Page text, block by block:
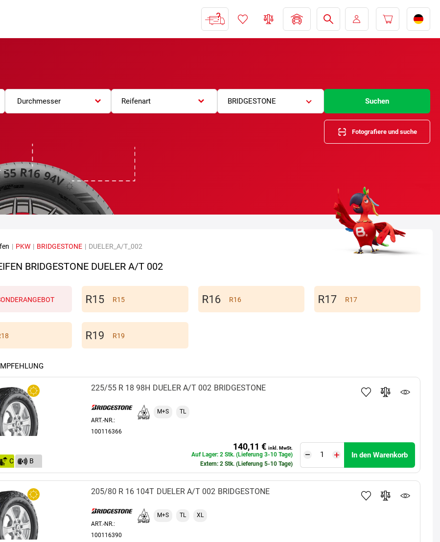
Durchmesser Reifenart BRIDGESTONE Suchen
Fotografiere und suche
| PKW | BRIDGESTONE | DUELER_A/T_002
BRIDGESTONE DUELER A/T 002
R15 R16 R17
R19
C
B
(72)
BRIDGESTONE
DUELER A/T 002
225/55 R 18 98H
ART.-NR.:
100116366
M+S TL
140,11 € inkl. MwSt.
Auf Lager: 2 Stk. (Lieferung 3-10 Tage)
Extern: 2 Stk. (Lieferung 5-10 Tage)
In den Warenkorb
BRIDGESTONE
DUELER A/T 002
205/80 R 16 104T
ART.-NR.:
100116390
M+S TL XL